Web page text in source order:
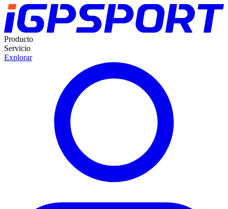
Producto
Servicio
Explorar